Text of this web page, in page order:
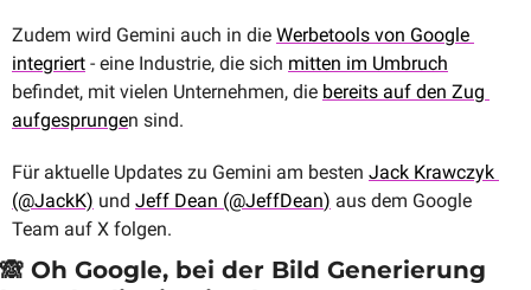
Zudem wird Gemini auch in die Werbetools von Google
integriert - eine Industrie, die sich mitten im Umbruch
befindet, mit vielen Unternehmen, die bereits auf den Zug
aufgesprungen sind.
Für aktuelle Updates zu Gemini am besten Jack Krawczyk
(@JackK) und Jeff Dean (@JeffDean) aus dem Google
Team auf X folgen.
🙈 Oh Google, bei der Bild Generierung